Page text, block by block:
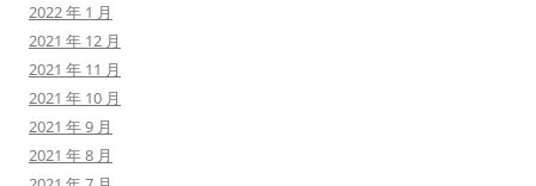
2022 年 1 月
2021 年 12 月
2021 年 11 月
2021 年 10 月
2021 年 9 月
2021 年 8 月